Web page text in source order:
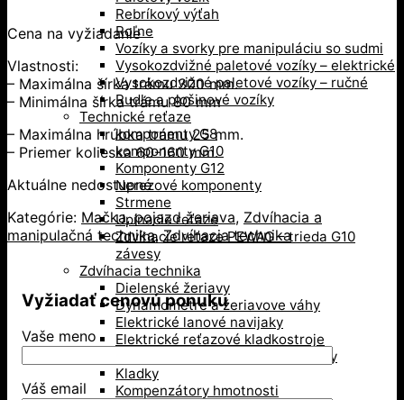
Rebríkový výťah
Roľne
Vozíky a svorky pre manipuláciu so sudmi
Vysokozdvižné paletové vozíky – elektrické
Vysokozdvižné paletové vozíky – ručné
Rudle a plošinové vozíky
Technické reťaze
komponenty G8
komponenty G10
Komponenty G12
Nerezové komponenty
Strmene
Upínacie reťaze
Zdvíhacie reťaze PEWAG – trieda G10
závesy
Zdvíhacia technika
Dielenské žeriavy
Dynamometre a žeriavove váhy
Elektrické lanové navijaky
Elektrické reťazové kladkostroje
Hrebeňové a hydraulické zdviháky
Kladky
Kompenzátory hmotnosti
Cena na vyžiadanie
Vlastnosti:
– Maximálna šírka trámu 300 mm.
– Minimálna šírka trámu 80 mm
– Maximálna hrúbka trámu 25 mm.
– Priemer kolieska 60-160 mm.
Aktuálne nedostupné
Kategórie: Mačka, pojazd žeriava, Zdvíhacia a
manipulačná technika,Zdvíhacia technika
Vyžiadať cenovú ponuku
Vaše meno
Váš email